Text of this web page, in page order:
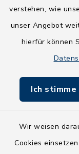
verstehen, wie
unser Angebot
hierfür können
Ich stimme
Wir weisen
Cookies
NEU!
Holsteiner
Fundbüro